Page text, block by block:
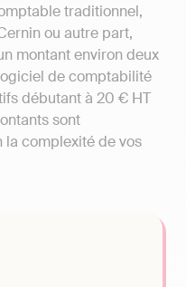
traditionnel,
ou autre part,
montant environ deux
de comptabilité
débutant à 20 € HT
sont
complexité de vos